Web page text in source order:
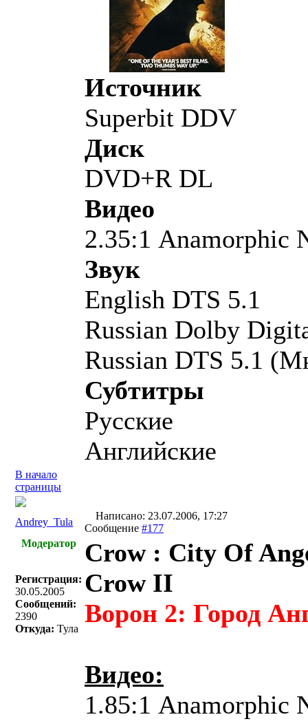
Источник
Superbit DDV
Диск
DVD+R DL
Видео
2.35:1 Anamorphic
Звук
English DTS 5.1
Russian Dolby
Russian DTS 5.1
Субтитры
Русские
Английские
В начало
страницы
Andrey_Tula
Написано: 23.07.2006, 17:27
Сообщение #177
Модератор
Регистрация:
30.05.2005
Сообщений:
2390
Откуда: Тула
Crow : City Of
Crow II
Ворон 2: Город
Видео:
1.85:1 Anamorphic